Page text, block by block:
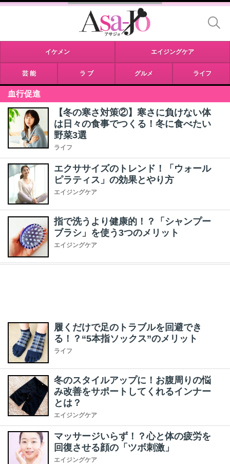
イケメン エイジングケア
芸 能 ラ ブ グルメ ライフ
血行促進
【冬の寒さ対策②】寒さに負けない体
は日々の食事でつくる！冬に食べたい
野菜3選
ライフ
エクササイズのトレンド！「ウォール
ピラティス」の効果とやり方
エイジングケア
指で洗うより健康的！？「シャンプー
ブラシ」を使う3つのメリット
エイジングケア
履くだけで足のトラブルを回避でき
る！？“5本指ソックス”のメリット
ライフ
冬のスタイルアップに！お腹周りの悩
み改善をサポートしてくれるインナー
とは？
エイジングケア
マッサージいらず！？心と体の疲労を
回復させる顔の「ツボ刺激」
エイジングケア